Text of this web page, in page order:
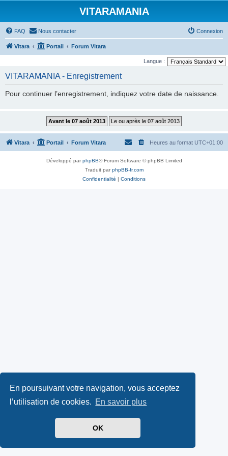
En poursuivant votre navigation, vous acceptez
l’utilisation de cookies. En savoir plus
OK
VITARAMANIA
FAQ Nous contacter Connexion
Vitara Portail Forum Vitara
Langue :
VITARAMANIA - Enregistrement
Pour continuer l’enregistrement, indiquez votre date de naissance.
Vitara Portail Forum Vitara Heures au format UTC+01:00
Développé parphpBB® Forum Software © phpBB Limited
Traduit parphpBB-fr.com
Confidentialité
Conditions